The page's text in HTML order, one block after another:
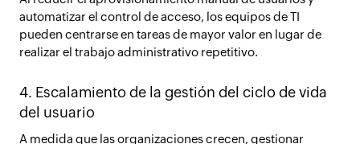
automatizar el control de acceso, los equipos de TI
pueden centrarse en tareas de mayor valor en lugar de
realizar el trabajo administrativo repetitivo.
4. Escalamiento de la gestión del ciclo de vida
del usuario
A medida que las organizaciones crecen, gestionar